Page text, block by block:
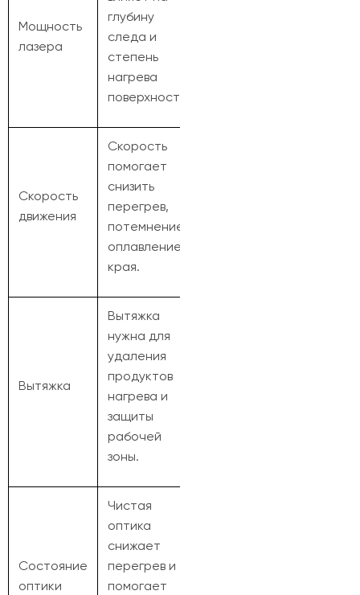
Мощность
лазера
глубину
следа и
степень
нагрева
поверхности.
Скорость
движения
Скорость
помогает
снизить
перегрев,
потемнение и
оплавление
края.
Вытяжка
Вытяжка
нужна для
удаления
продуктов
нагрева и
защиты
рабочей
зоны.
Состояние
оптики
Чистая
оптика
снижает
перегрев и
помогает